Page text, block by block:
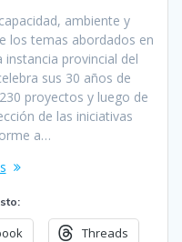
ambiente y
los temas abordados en
provincial del
sus 30 años de
proyectos y luego de
de las iniciativas
a…
Threads